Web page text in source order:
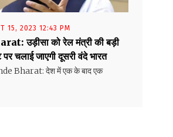
15, 2023 12:43 PM
उड़ीसा को रेल मंत्री की बड़ी
चलाई जाएगी दूसरी वंदे भारत
Bharat: देश में एक के बाद एक